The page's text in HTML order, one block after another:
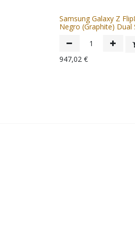
Samsung Galaxy Z
Negro (Graphite) Dual
947,02 €